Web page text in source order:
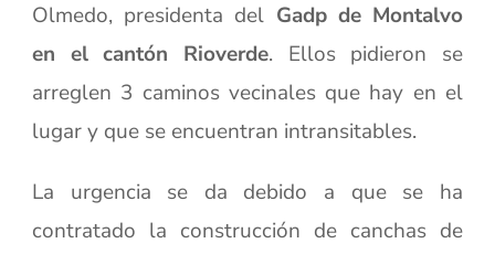
Olmedo, presidenta del Gadp de Montalvo
en el cantón Rioverde. Ellos pidieron se
arreglen 3 caminos vecinales que hay en el
lugar y que se encuentran intransitables.
La urgencia se da debido a que se ha
contratado la construcción de canchas de